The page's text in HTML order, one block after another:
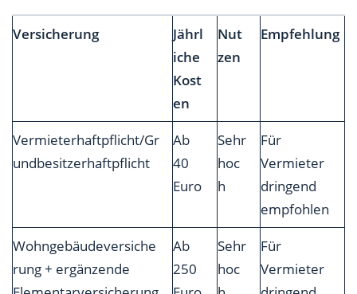
Versicherung
Jährl
iche
Kost
en
Nut
zen
Empfehlung
Vermieterhaftpflicht/Gr
undbesitzerhaftpflicht
Ab
40
Euro
Sehr
hoc
h
Für
Vermieter
dringend
empfohlen
Wohngebäudeversiche
rung + ergänzende
Ab
250
Sehr
hoc
Für
Vermieter